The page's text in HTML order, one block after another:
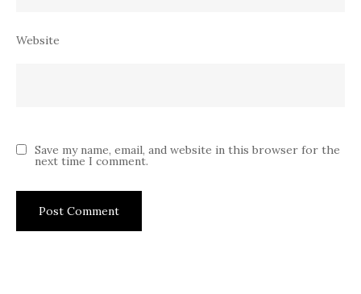
Website
Save my name, email, and website in this browser for the
next time I comment.